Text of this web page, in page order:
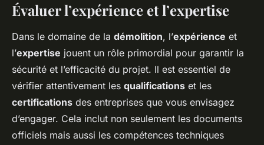
Évaluer l’expérience et l’expertise
Dans le domaine de la démolition, l’expérience et
l’expertise jouent un rôle primordial pour garantir la
sécurité et l’efficacité du projet. Il est essentiel de
vérifier attentivement les qualifications et les
certifications des entreprises que vous envisagez
d’engager. Cela inclut non seulement les documents
officiels mais aussi les compétences techniques